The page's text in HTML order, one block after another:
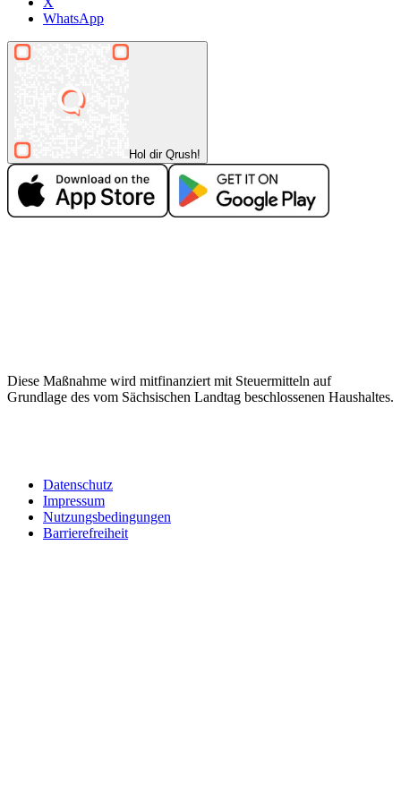
WhatsApp
Hol dir Qrush!
Diese Maßnahme wird mitfinanziert mit Steuermitteln auf
Grundlage des vom Sächsischen Landtag beschlossenen Haushaltes.
Datenschutz
Impressum
Nutzungsbedingungen
Barrierefreiheit